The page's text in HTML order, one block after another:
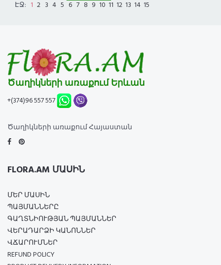
ԷՋ: 1 2 3 4 5 6 7 8 9 10 11 12 13 14 15
Ծաղիկների առաքում Երևան
+(374)96 557 557
Ծաղիկների առաքում Հայաստան
FLORA.AM ՄԱՍԻՆ
ՄԵՐ ՄԱՍԻՆ
ՊԱՅՄԱՆՆԵՐԸ
ԳԱՂՏՆԻՈՒԹՅԱՆ ՊԱՅՄԱՆՆԵՐ
ՎԵՐԱԴԱՐՁԻ ԿԱՆՈՆՆԵՐ
ՎՃԱՐՈՒՄՆԵՐ
REFUND POLICY